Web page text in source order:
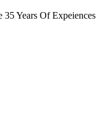
35 Years Of Expeiences